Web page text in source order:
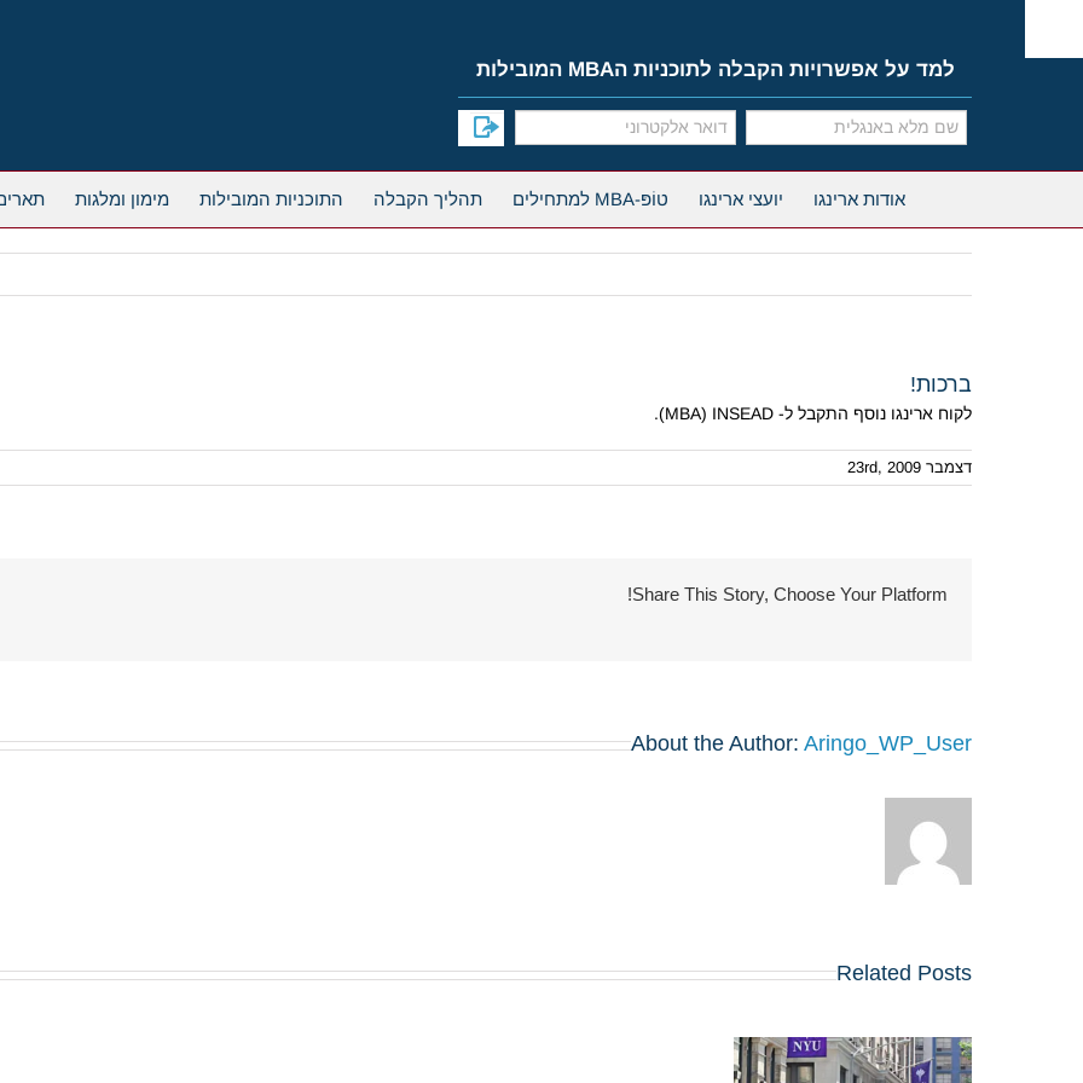
content
למד על אפשרויות הקבלה לתוכניות הMBA המובילות
אודות ארינגו יועצי ארינגו טוֹפּ-MBA למתחילים תהליך הקבלה התוכניות המובילות מימון ומלגות
ברכות!
לקוח ארינגו נוסף התקבל ל- MBA) INSEAD).
דצמבר 23rd, 2009
Share This Story, Choose Your Platform!
About the Author: Aringo_WP_User
Related Posts